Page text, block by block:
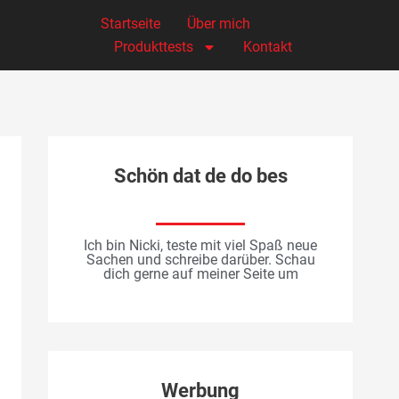
Startseite
Über mich
Produkttests
Kontakt
Schön dat de do bes
Ich bin Nicki, teste mit viel Spaß neue
Sachen und schreibe darüber. Schau
dich gerne auf meiner Seite um
Werbung